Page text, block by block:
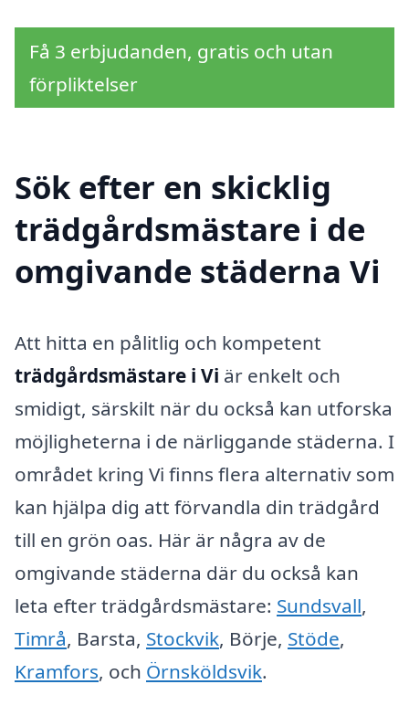
Få 3 erbjudanden, gratis och utan
förpliktelser
Sök efter en skicklig
trädgårdsmästare i de
omgivande städerna Vi
Att hitta en pålitlig och kompetent
trädgårdsmästare i Vi är enkelt och
smidigt, särskilt när du också kan utforska
möjligheterna i de närliggande städerna. I
området kring Vi finns flera alternativ som
kan hjälpa dig att förvandla din trädgård
till en grön oas. Här är några av de
omgivande städerna där du också kan
leta efter trädgårdsmästare: Sundsvall,
Timrå, Barsta, Stockvik, Börje, Stöde,
Kramfors, och Örnsköldsvik.